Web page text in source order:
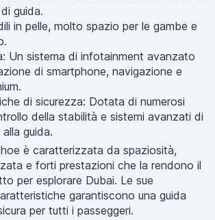
guida.
in pelle, molto spazio per le gambe e
Un sistema di infotainment avanzato
di smartphone, navigazione e
di sicurezza: Dotata di numerosi
della stabilità e sistemi avanzati di
guida.
è caratterizzata da spaziosità,
e forti prestazioni che la rendono il
per esplorare Dubai. Le sue
garantiscono una guida
per tutti i passeggeri.